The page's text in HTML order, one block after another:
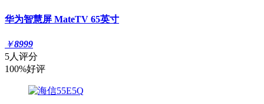
华为智慧屏 MateTV 65英寸
￥8999
5人评分
100%好评